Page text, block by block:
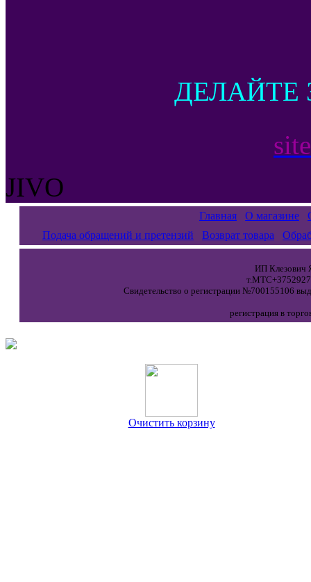
ДЕЛАЙТЕ
JIVO
Главная О магазине
Подача обращений и претензий
Возврат товара
ИП Клезович
Свидетельство о регистрации №700155106
регистрация в
Очистить корзину